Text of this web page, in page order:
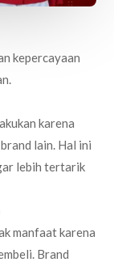
kepercayaan
karena
lain. Hal ini
lebih tertarik
manfaat karena
Brand